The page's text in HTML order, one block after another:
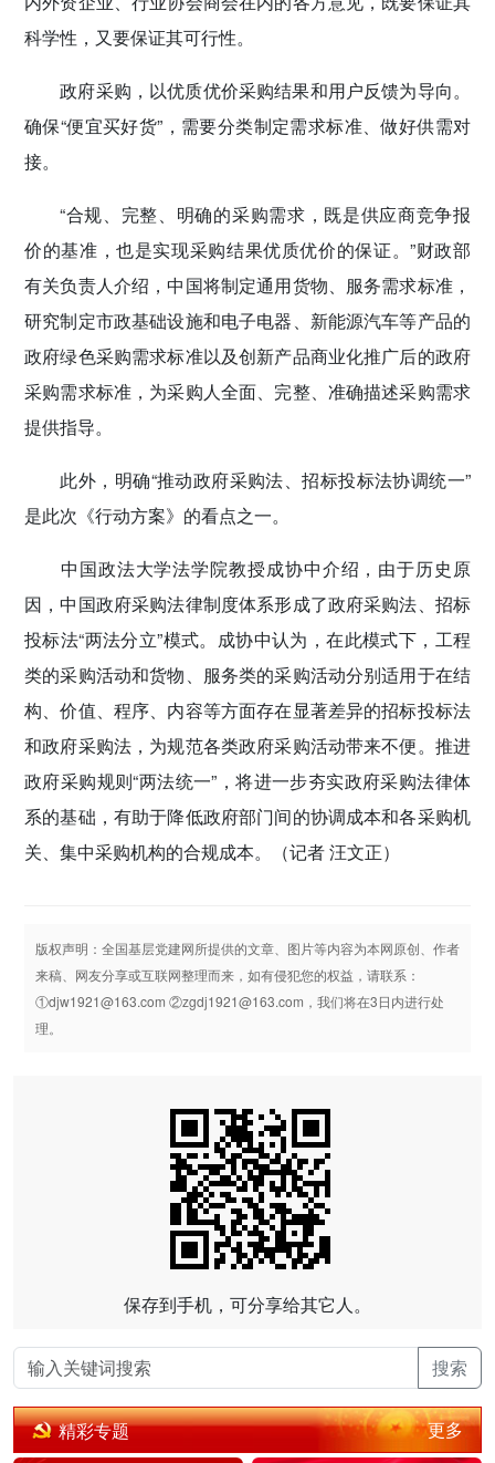
科学性，又要保证其可行性。
政府采购，以优质优价采购结果和用户反馈为导向。
确保“便宜买好货”，需要分类制定需求标准、做好供需对
接。
“合规、完整、明确的采购需求，既是供应商竞争报
价的基准，也是实现采购结果优质优价的保证。”财政部
有关负责人介绍，中国将制定通用货物、服务需求标准，
研究制定市政基础设施和电子电器、新能源汽车等产品的
政府绿色采购需求标准以及创新产品商业化推广后的政府
采购需求标准，为采购人全面、完整、准确描述采购需求
提供指导。
此外，明确“推动政府采购法、招标投标法协调统一”
是此次《行动方案》的看点之一。
中国政法大学法学院教授成协中介绍，由于历史原
因，中国政府采购法律制度体系形成了政府采购法、招标
投标法“两法分立”模式。成协中认为，在此模式下，工程
类的采购活动和货物、服务类的采购活动分别适用于在结
构、价值、程序、内容等方面存在显著差异的招标投标法
和政府采购法，为规范各类政府采购活动带来不便。推进
政府采购规则“两法统一”，将进一步夯实政府采购法律体
系的基础，有助于降低政府部门间的协调成本和各采购机
关、集中采购机构的合规成本。（记者 汪文正）
版权声明：全国基层党建网所提供的文章、图片等内容为本网原创、作者
来稿、网友分享或互联网整理而来，如有侵犯您的权益，请联系：
①djw1921@163.com ②zgdj1921@163.com，我们将在3日内进行处
理。
保存到手机，可分享给其它人。
搜索
精彩专题 更多